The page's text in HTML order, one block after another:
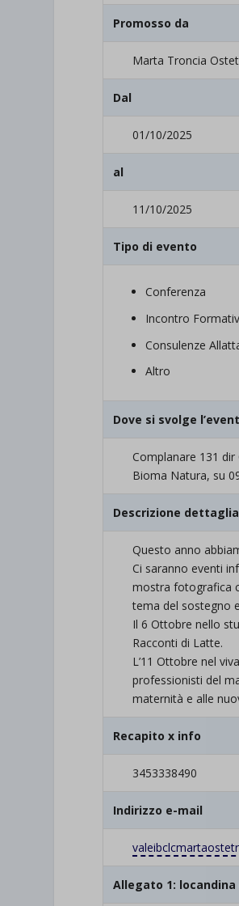
Promosso da
Marta Troncia
Dal
01/10/2025
al
11/10/2025
Tipo di evento
Conferenza
Incontro
Consulenze
Altro
Dove si svolge
Complanare 131 dir
Bioma Natura, su
Descrizione
Questo anno
Ci saranno eventi
mostra fotografica
tema del sostegno
Il 6 Ottobre nello
Racconti di Latte.
L’11 Ottobre nel
professionisti del
maternità e alle
Recapito x info
3453338490
Indirizzo e-mail
Allegato 1: